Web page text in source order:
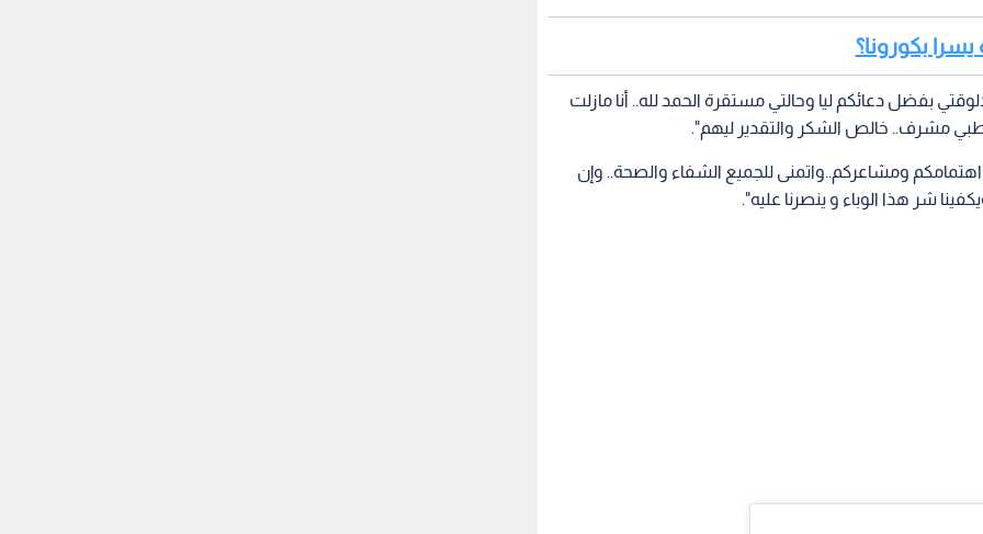
بكورونا؟
بفضل دعائكم ليا وحالتي مستقرة الحمد لله.. أنا مازلت
طبي مشرف.. خالص الشكر والتقدير ليهم".
ومشاعركم..واتمنى للجميع الشفاء والصحة.. وإن
شر هذا الوباء و ينصرنا عليه".